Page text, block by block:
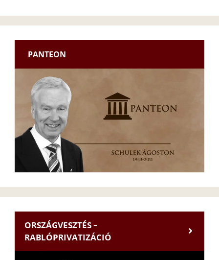
PANTEON
ORSZÁGVESZTÉS –
RABLÓPRIVATIZÁCIÓ